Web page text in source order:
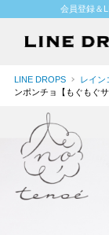
会員登録＆
LINE DROPS レイン
ンポンチョ【もぐもぐサ